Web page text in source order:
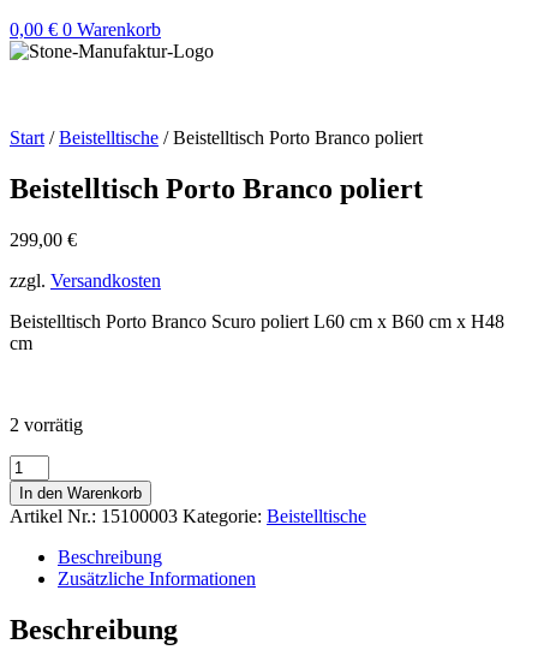
0,00 € 0 Warenkorb
Start /Beistelltische / Beistelltisch Porto Branco poliert
Beistelltisch Porto Branco poliert
299,00 €
zzgl. Versandkosten
Beistelltisch Porto Branco Scuro poliert L60 cm x B60 cm x H48
cm
2 vorrätig
Beistelltisch
Porto
Branco
poliert
Menge
In den Warenkorb
Artikel Nr.: 15100003 Kategorie: Beistelltische
Beschreibung
Zusätzliche Informationen
Beschreibung